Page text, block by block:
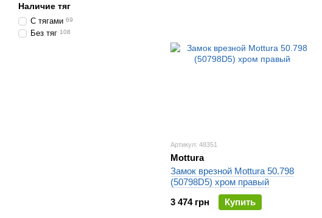
Артикул: 48351
Mottura
Замок врезной Mottura 50.798
(50798D5) хром правый
3 474 грн
Купить
Наличие тяг
С тягами 69
Без тяг 108